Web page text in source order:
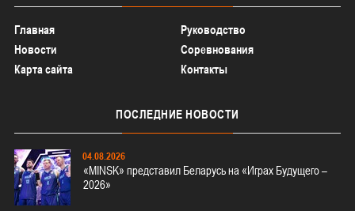
Главная
Руководство
Новости
Соревнования
Карта сайта
Контакты
ПОСЛЕДНИЕ НОВОСТИ
04.08.2026
«MINSK» представил Беларусь на «Играх Будущего –
2026»